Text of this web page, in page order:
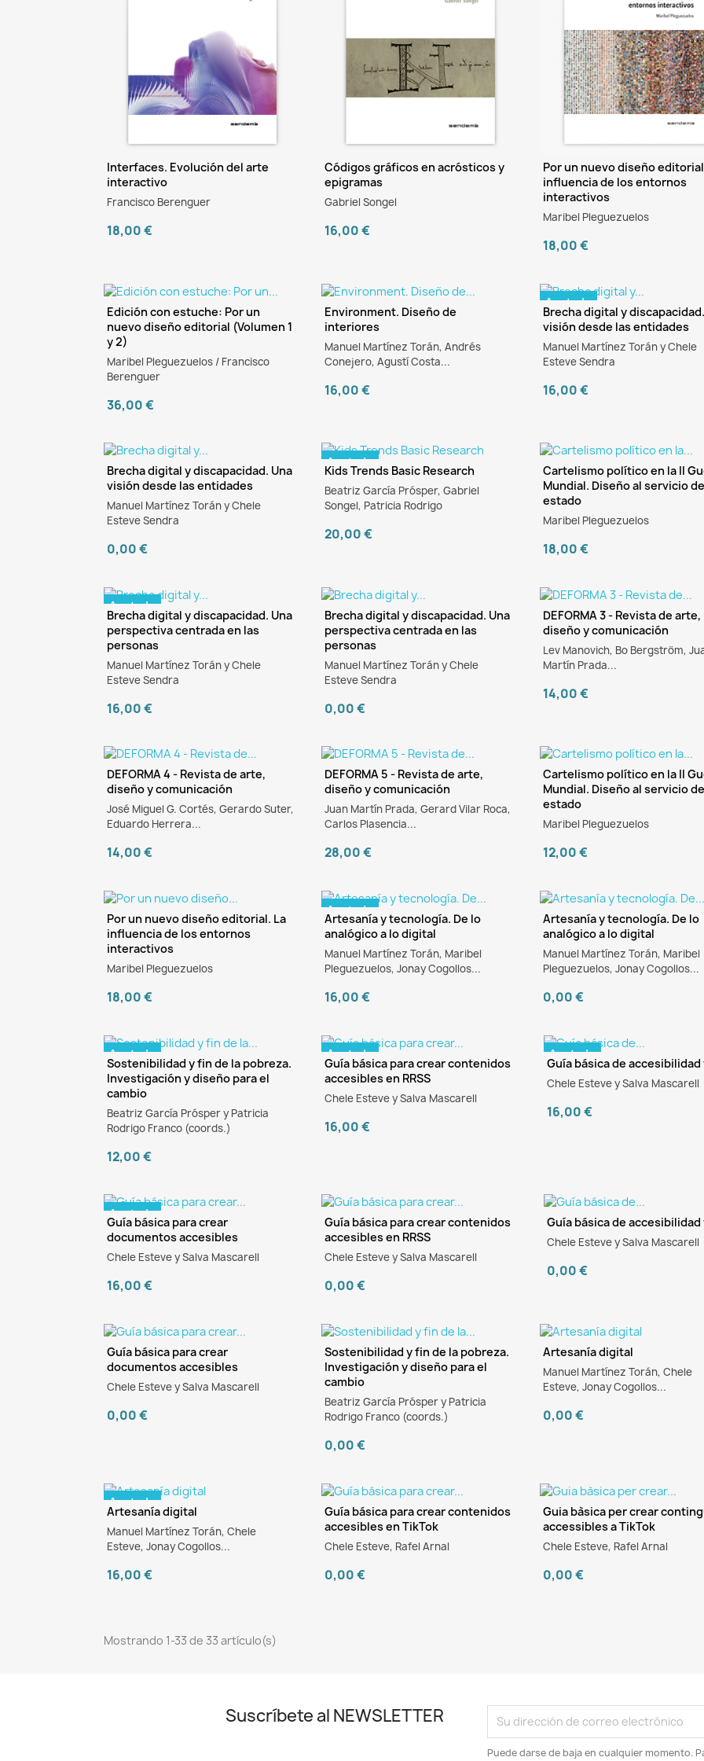
Interfaces. Evolución del arte
interactivo
Francisco Berenguer
18,00 €
Códigos gráficos en acrósticos y
epigramas
Gabriel Songel
16,00 €
Por un nuevo diseño
influencia de los entornos
interactivos
Maribel Pleguezuelos
18,00 €
Edición con estuche: Por un
nuevo diseño editorial (Volumen 1
y 2)
Maribel Pleguezuelos / Francisco
Berenguer
36,00 €
Environment. Diseño de
interiores
Manuel Martínez Torán, Andrés
Conejero, Agustí Costa...
16,00 €
Brecha digital y
visión desde las entidades
Manuel Martínez Torán y Chele
Esteve Sendra
16,00 €
Agotado
Brecha digital y discapacidad. Una
visión desde las entidades
Manuel Martínez Torán y Chele
Esteve Sendra
0,00 €
eBook
Kids Trends Basic Research
Beatriz García Prósper, Gabriel
Songel, Patricia Rodrigo
20,00 €
Agotado
Cartelismo político en la II
Mundial. Diseño al servicio
estado
Maribel Pleguezuelos
18,00 €
Brecha digital y discapacidad. Una
perspectiva centrada en las
personas
Manuel Martínez Torán y Chele
Esteve Sendra
16,00 €
Agotado
Brecha digital y discapacidad. Una
perspectiva centrada en las
personas
Manuel Martínez Torán y Chele
Esteve Sendra
0,00 €
eBook
DEFORMA 3 - Revista de arte,
diseño y comunicación
Lev Manovich, Bo Bergström,
Martín Prada...
14,00 €
DEFORMA 4 - Revista de arte,
diseño y comunicación
José Miguel G. Cortés, Gerardo Suter,
Eduardo Herrera...
14,00 €
DEFORMA 5 - Revista de arte,
diseño y comunicación
Juan Martín Prada, Gerard Vilar Roca,
Carlos Plasencia...
28,00 €
Cartelismo político en la II
Mundial. Diseño al servicio
estado
Maribel Pleguezuelos
12,00 €
eBook
Por un nuevo diseño editorial. La
influencia de los entornos
interactivos
Maribel Pleguezuelos
18,00 €
eBook
Artesanía y tecnología. De lo
analógico a lo digital
Manuel Martínez Torán, Maribel
Pleguezuelos, Jonay Cogollos...
16,00 €
Agotado
Artesanía y tecnología. De lo
analógico a lo digital
Manuel Martínez Torán, Maribel
Pleguezuelos, Jonay Cogollos...
0,00 €
eBook
Sostenibilidad y fin de la pobreza.
Investigación y diseño para el
cambio
Beatriz García Prósper y Patricia
Rodrigo Franco (coords.)
12,00 €
Agotado
Guía básica para crear contenidos
accesibles en RRSS
Chele Esteve y Salva Mascarell
16,00 €
Agotado
Guía básica de accesibilidad
Chele Esteve y Salva Mascarell
16,00 €
Agotado
Guía básica para crear
documentos accesibles
Chele Esteve y Salva Mascarell
16,00 €
Agotado
Guía básica para crear contenidos
accesibles en RRSS
Chele Esteve y Salva Mascarell
0,00 €
eBook
Guía básica de accesibilidad
Chele Esteve y Salva Mascarell
0,00 €
eBook
Guía básica para crear
documentos accesibles
Chele Esteve y Salva Mascarell
0,00 €
eBook
Sostenibilidad y fin de la pobreza.
Investigación y diseño para el
cambio
Beatriz García Prósper y Patricia
Rodrigo Franco (coords.)
0,00 €
eBook
Artesanía digital
Manuel Martínez Torán, Chele
Esteve, Jonay Cogollos...
0,00 €
eBook
Artesanía digital
Manuel Martínez Torán, Chele
Esteve, Jonay Cogollos...
16,00 €
Agotado
Guía básica para crear contenidos
accesibles en TikTok
Chele Esteve, Rafel Arnal
0,00 €
eBook
Guia bàsica per crear
accessibles a TikTok
Chele Esteve, Rafel Arnal
0,00 €
eBook
Mostrando 1-33 de 33 artículo(s)
Suscríbete al NEWSLETTER
Puede darse de baja en cualquier momento.